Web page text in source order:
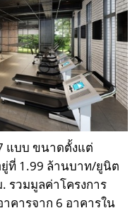
แบบ ขนาดตั้งแต่
ที่ 1.99 ล้านบาท/ยูนิต
รวมมูลค่าโครงการ
คารจาก 6 อาคารใน